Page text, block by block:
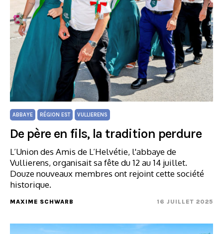
ABBAYE RÉGION EST VULLIERENS
De père en fils, la tradition perdure
L’Union des Amis de L’Helvétie, l'abbaye de
Vullierens, organisait sa fête du 12 au 14 juillet.
Douze nouveaux membres ont rejoint cette société
historique.
MAXIME SCHWARB 16 JUILLET 2025